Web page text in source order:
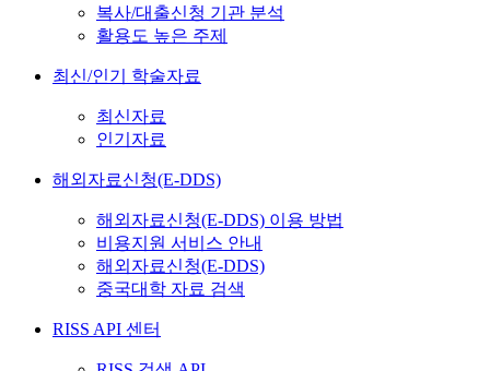
복사/대출신청 기관 분석
활용도 높은 주제
최신/인기 학술자료
최신자료
인기자료
해외자료신청(E-DDS)
해외자료신청(E-DDS) 이용 방법
비용지원 서비스 안내
해외자료신청(E-DDS)
중국대학 자료 검색
RISS API 센터